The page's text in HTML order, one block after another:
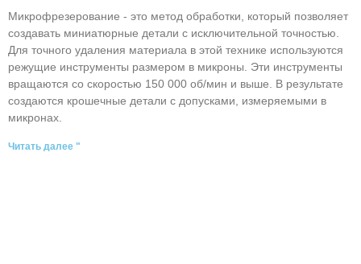
Микрофрезерование - это метод обработки, который позволяет
создавать миниатюрные детали с исключительной точностью.
Для точного удаления материала в этой технике используются
режущие инструменты размером в микроны. Эти инструменты
вращаются со скоростью 150 000 об/мин и выше. В результате
создаются крошечные детали с допусками, измеряемыми в
микронах.
Читать далее "